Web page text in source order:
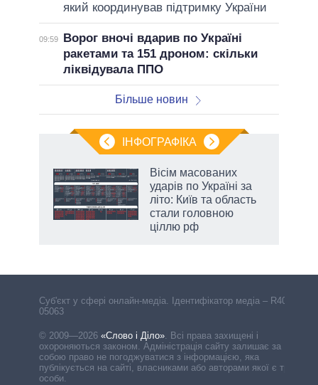
який координував підтримку України
09:59
Ворог вночі вдарив по Україні
ракетами та 151 дроном: скільки
ліквідувала ППО
Більше новин
ІНФОГРАФІКА
Вісім масованих
ударів по Україні за
літо: Київ та область
стали головною
ціллю рф
Cуб'єкт у сфері онлайн-медіа. Ідентифікатор медіа – R40-
05063
© 2009—2026 «Слово і Діло». Всі права захищені і
охороняються законом. Адміністрація сайту залишає за
собою право не погоджуватися з інформацією, яка
публікується на сайті, власниками або авторами якої є треті
особи.